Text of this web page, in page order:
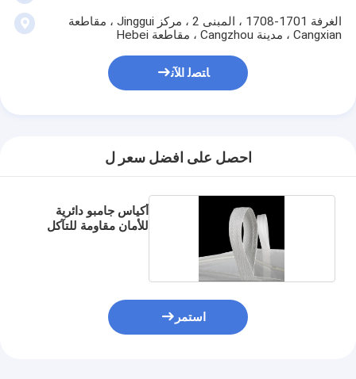
الغرفة 1701-1708 ، المبنى 2 ، مركز Jinggui ، مقاطعة
Cangxian ، مدينة Cangzhou ، مقاطعة Hebei
ﺎﺘﺼﻟ ﺍﻶﻧ
احصل على افضل سعر ل
أكياس جامبو دائرية
للأمان مقاومة للتآكل
استمر